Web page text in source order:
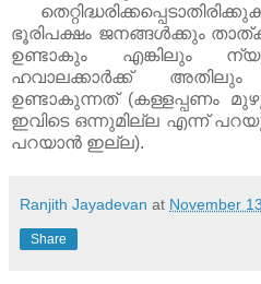
ഭൂരിപക്ഷം ജനങ്ങള്‍ക്കും
ഉണ്ടാകും എങ്കിലും
ഹവാലക്കാര്‍ക്ക്
ഉണ്ടാകുന്നത് (കള്ളപ്പണം
ഇവിടെ ഒന്നുമില്ല എന്ന്
പറയാന്‍ ഇല്ല).
Ranjith Jayadevan at November
Share